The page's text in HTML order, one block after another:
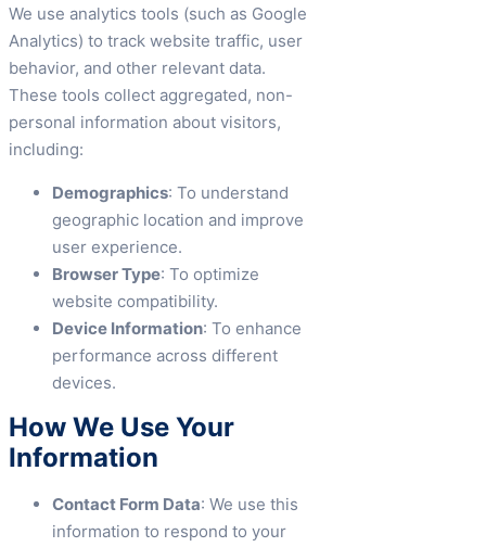
We use analytics tools (such as Google
Analytics) to track website traffic, user
behavior, and other relevant data.
These tools collect aggregated, non-
personal information about visitors,
including:
Demographics: To understand
geographic location and improve
user experience.
Browser Type: To optimize
website compatibility.
Device Information: To enhance
performance across different
devices.
How We Use Your
Information
Contact Form Data: We use this
information to respond to your